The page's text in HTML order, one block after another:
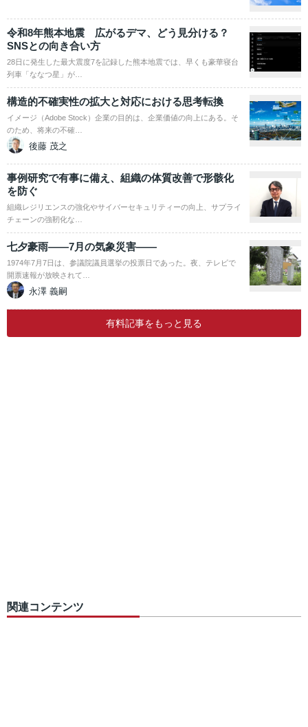
令和8年熊本地震 広がるデマ、どう見分ける？
SNSとの向き合い方
28日に発生した最大震度7を記録した熊本地震では、早くも豪華寝台
列車「ななつ星」が…
構造的不確実性の拡大と対応における思考転換
イメージ（Adobe Stock）企業の目的は、企業価値の向上にある。そ
のため、将来の不確…
後藤 茂之
事例研究で有事に備え、組織の体質改善で形骸化
を防ぐ
組織レジリエンスの強化やサイバーセキュリティーの向上、サプライ
チェーンの強靭化な…
七夕豪雨――7月の気象災害――
1974年7月7日は、参議院議員選挙の投票日であった。夜、テレビで
開票速報が放映されて…
永澤 義嗣
有料記事をもっと見る
関連コンテンツ